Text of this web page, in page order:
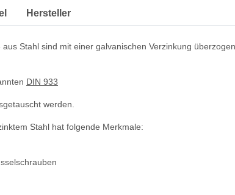
Hersteller
Stahl sind mit einer galvanischen Verzinkung
DIN 933
werden.
Stahl hat folgende Merkmale: